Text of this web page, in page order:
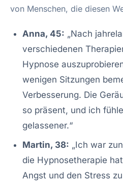
von Menschen, die diesen
Anna, 45: „Nach
verschiedenen
Hypnose
wenigen Sitzungen
Verbesserung. Die
so präsent, und ich
gelassener.“
Martin, 38: „Ich war
die Hypnosetherapie
Angst und den Stress